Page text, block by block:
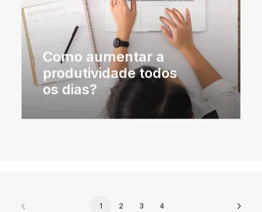
Como aumentar a
produtividade todos
os dias?
1 2 3 4